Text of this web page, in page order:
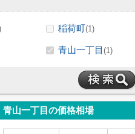
稲荷町(1)
青山一丁目 (1)
青山一丁目の価格相場